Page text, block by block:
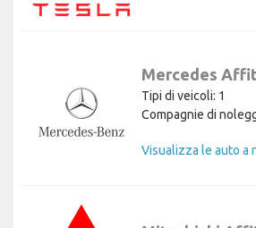
Mercedes
Tipi di veicoli: 1
Compagnie di
Visualizza le auto a